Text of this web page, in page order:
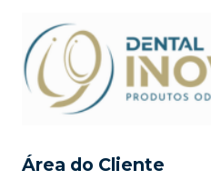
Área do Cliente